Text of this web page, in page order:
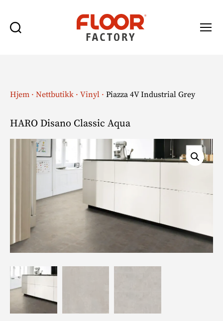
Hjem · Nettbutikk · Vinyl · Piazza 4V Industrial Grey
HARO Disano Classic Aqua